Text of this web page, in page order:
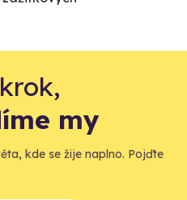
my
kde se žije naplno. Pojďte